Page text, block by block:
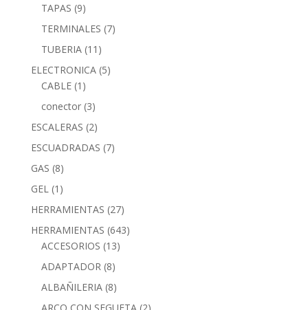
TAPAS (9)
TERMINALES (7)
TUBERIA (11)
ELECTRONICA (5)
CABLE (1)
conector (3)
ESCALERAS (2)
ESCUADRADAS (7)
GAS (8)
GEL (1)
HERRAMIENTAS (27)
HERRAMIENTAS (643)
ACCESORIOS (13)
ADAPTADOR (8)
ALBAÑILERIA (8)
ARCO CON SEGUETA (2)